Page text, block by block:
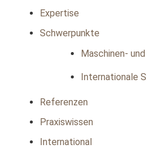
Expertise
Schwerpunkte
Maschinen-
Internationale
Referenzen
Praxiswissen
International